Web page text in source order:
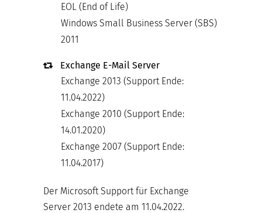
EOL (End of Life)
Windows Small Business Server (SBS)
2011
Exchange E-Mail Server
Exchange 2013 (Support Ende:
11.04.2022)
Exchange 2010 (Support Ende:
14.01.2020)
Exchange 2007 (Support Ende:
11.04.2017)
Der Microsoft Support für Exchange
Server 2013 endete am 11.04.2022.